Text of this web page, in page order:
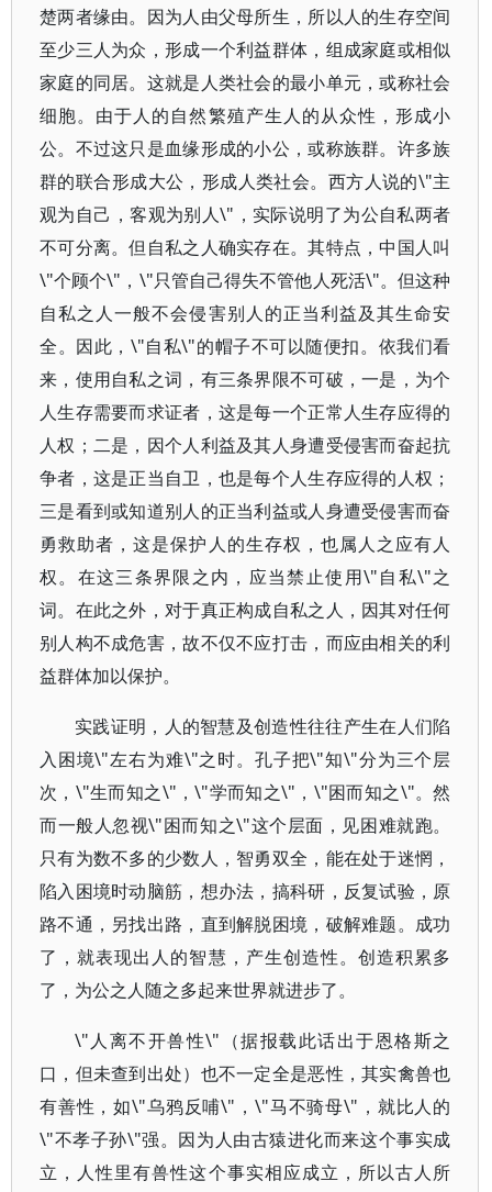
楚两者缘由。因为人由父母所生，所以人的生存空间
至少三人为众，形成一个利益群体，组成家庭或相似
家庭的同居。这就是人类社会的最小单元，或称社会
细胞。由于人的自然繁殖产生人的从众性，形成小
公。不过这只是血缘形成的小公，或称族群。许多族
群的联合形成大公，形成人类社会。西方人说的\"主
观为自己，客观为别人\"，实际说明了为公自私两者
不可分离。但自私之人确实存在。其特点，中国人叫
\"个顾个\"，\"只管自己得失不管他人死活\"。但这种
自私之人一般不会侵害别人的正当利益及其生命安
全。因此，\"自私\"的帽子不可以随便扣。依我们看
来，使用自私之词，有三条界限不可破，一是，为个
人生存需要而求证者，这是每一个正常人生存应得的
人权；二是，因个人利益及其人身遭受侵害而奋起抗
争者，这是正当自卫，也是每个人生存应得的人权；
三是看到或知道别人的正当利益或人身遭受侵害而奋
勇救助者，这是保护人的生存权，也属人之应有人
权。在这三条界限之内，应当禁止使用\"自私\"之
词。在此之外，对于真正构成自私之人，因其对任何
别人构不成危害，故不仅不应打击，而应由相关的利
益群体加以保护。
实践证明，人的智慧及创造性往往产生在人们陷
入困境\"左右为难\"之时。孔子把\"知\"分为三个层
次，\"生而知之\"，\"学而知之\"，\"困而知之\"。然
而一般人忽视\"困而知之\"这个层面，见困难就跑。
只有为数不多的少数人，智勇双全，能在处于迷惘，
陷入困境时动脑筋，想办法，搞科研，反复试验，原
路不通，另找出路，直到解脱困境，破解难题。成功
了，就表现出人的智慧，产生创造性。创造积累多
了，为公之人随之多起来世界就进步了。
\"人离不开兽性\"（据报载此话出于恩格斯之
口，但未查到出处）也不一定全是恶性，其实禽兽也
有善性，如\"乌鸦反哺\"，\"马不骑母\"，就比人的
\"不孝子孙\"强。因为人由古猿进化而来这个事实成
立，人性里有兽性这个事实相应成立，所以古人所